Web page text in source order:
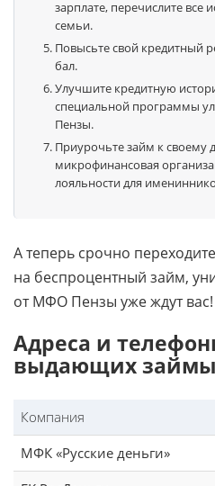
зарплате, перечислите все
семьи.
Повысьте свой кредитный
бал.
Улучшите кредитную
специальной программы
Пензы.
Приурочьте займ к своему
микрофинансовая
лояльности для
А теперь срочно
на беспроцентный займ,
от МФО Пензы уже ждут вас!
Адреса и
выдающих займы
Компания
МФК «Русские деньги»